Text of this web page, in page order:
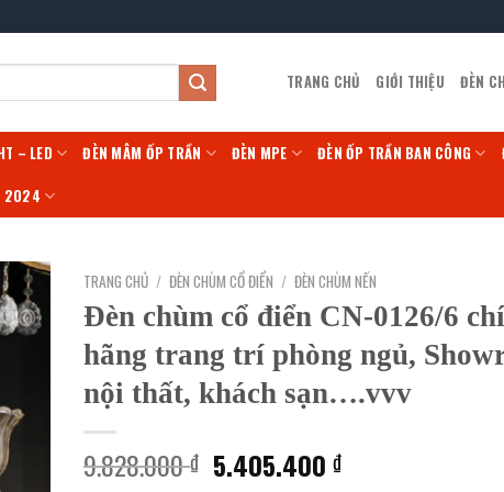
TRANG CHỦ GIỚI THIỆU ĐÈN
– LED ĐÈN MÂM ỐP TRẦN ĐÈN MPE ĐÈN ỐP TRẦN BAN CÔNG
2024
TRANG CHỦ / ĐÈN CHÙM CỔ ĐIỂN / ĐÈN CHÙM NẾN
Đèn chùm cổ điển CN-0126/6
hãng trang trí phòng ngủ,
nội thất, khách sạn….vvv
9.828.000₫ Giá
5.405.400₫Giá